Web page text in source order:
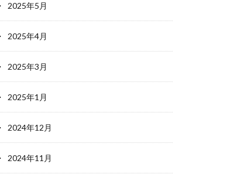
2025年5月
2025年4月
2025年3月
2025年1月
2024年12月
2024年11月